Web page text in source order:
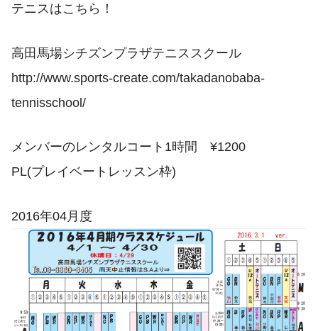
テニスはこちら！
高田馬場シチズンプラザテニススクール
http://www.sports-create.com/takadanobaba-
tennisschool/
メンバーのレンタルコート1時間 ¥1200
PL(プレイベートレッスン枠)
2016年04月度